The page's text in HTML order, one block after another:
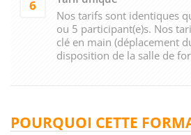
6
Nos tarifs sont identiques
ou 5 participant(e)s. Nos
clé en main (déplacement
disposition de la salle de
POURQUOI CETTE